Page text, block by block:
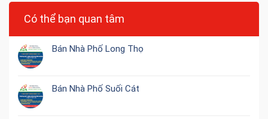
Có thể bạn quan tâm
Bán Nhà Phố Long Thọ
Bán Nhà Phố Suối Cát